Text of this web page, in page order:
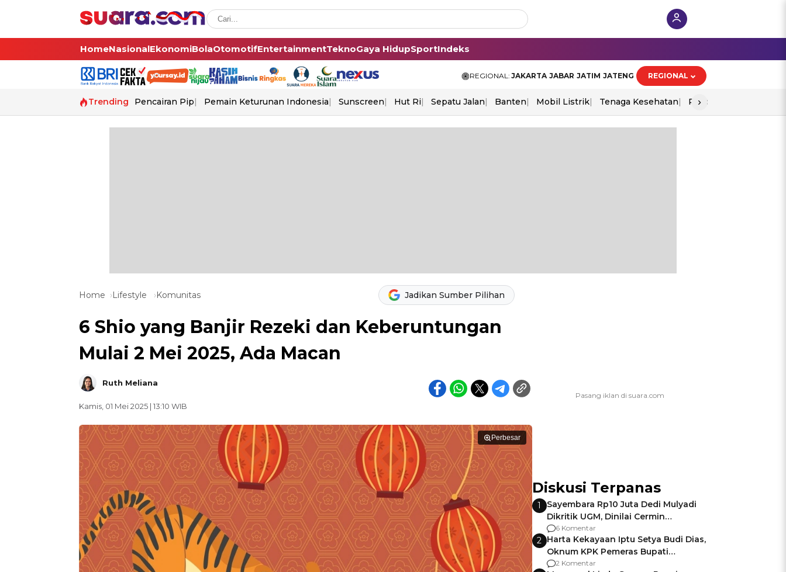
HomeNasionalEkonomiBolaOtomotifEntertainmentTeknoGaya HidupSportIndeks
REGIONAL: JAKARTA JABAR JATIM JATENG REGIONAL
Trending Pencairan Pip Pemain Keturunan Indonesia Sunscreen Hut Ri Sepatu Jalan Banten Mobil Listrik Tenaga Kesehatan Piala Aff 2026
›
Home Lifestyle Komunitas Jadikan Sumber Pilihan
6 Shio yang Banjir Rezeki dan Keberuntungan
Mulai 2 Mei 2025, Ada Macan
Ruth Meliana
Kamis, 01 Mei 2025 | 13:10 WIB
Perbesar
Diskusi Terpanas
1
Sayembara Rp10 Juta Dedi Mulyadi
Dikritik UGM, Dinilai Cermin
Gagalnya Negara Jamin Keamanan
6 Komentar
2 Harta Kekayaan Iptu Setya Budi Dias,
Oknum KPK Pemeras Bupati
Pemalang
2 Komentar